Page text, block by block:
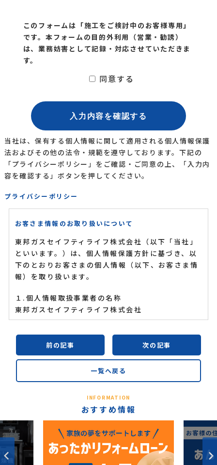
このフォームは「施工をご検討中のお客様専用」
です。 本フォームの目的外利用（営業・勧誘）
は、業務妨害として記録・対応させていただきま
す。
同意する
当社は、保有する個人情報に関して適用される個人情報保護
法およびその他の法令・規範を遵守しております。下記の
「プライバシーポリシー」をご確認・ご同意の上、「入力内
容を確認する」ボタンを押してください。
プライバシーポリシー
お客さま情報のお取り扱いについて
東邦ガスセイフティライフ株式会社（以下「当社」
といいます。）は、個人情報保護方針に基づき、以
下のとおりお客さまの個人情報（以下、お客さま情
報）を取り扱います。
１.個人情報取扱事業者の名称
東邦ガスセイフティライフ株式会社
当社は、ガス機器販売、設置、修理等の業務や各種
委託業務の実施にあたり、お客さまから直接又は業
務委託元を通じて、又は電話帳・住宅地図等の刊行
を取得いたしますが、これらの個人情報は以下の目
的に利用させていただきます。
(1) エネルギー供給設備・消費機器（厨房、給湯、
空調等）、警報器等の機器・住宅設備等の販売（リ
ース・レンタル等を含む）・設置、修理・点検、ア
フターサービス
前の記事 次の記事
一覧へ戻る
INFORMATION
おすすめ情報